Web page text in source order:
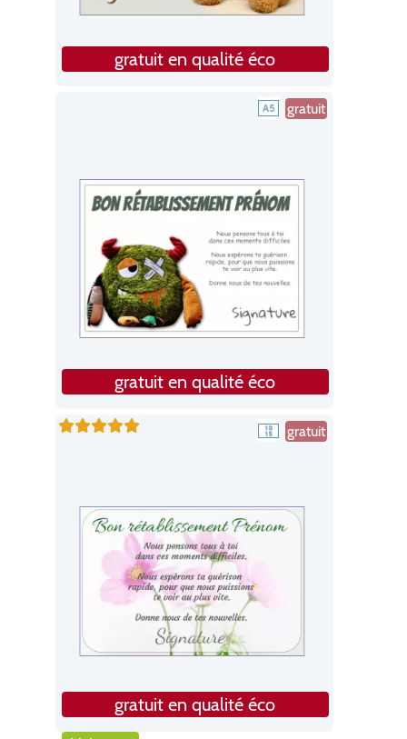
gratuit en qualité éco
gratuit
gratuit en qualité éco
gratuit
gratuit en qualité éco